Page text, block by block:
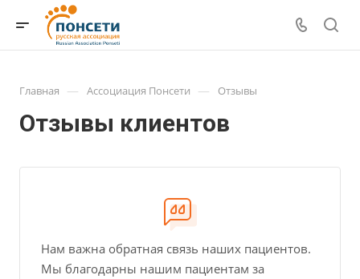
Главная — Ассоциация Понсети — Отзывы
Отзывы клиентов
Нам важна обратная связь наших пациентов.
Мы благодарны нашим пациентам за